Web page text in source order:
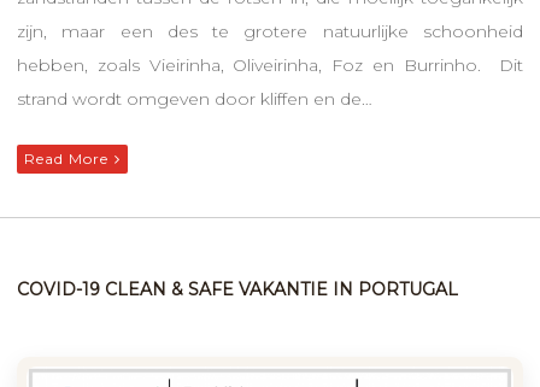
zijn, maar een des te grotere natuurlijke schoonheid
hebben, zoals Vieirinha, Oliveirinha, Foz en Burrinho. Dit
strand wordt omgeven door kliffen en de…
Read More
COVID-19 CLEAN & SAFE VAKANTIE IN PORTUGAL